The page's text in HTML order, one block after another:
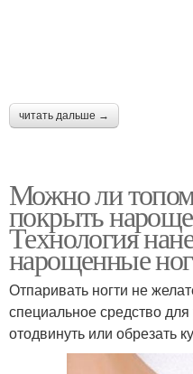
читать дальше →
Можно ли топом
покрыть
Технология
нарощенные
Отпаривать ногти не
специальное средство
отодвинуть или обрезать